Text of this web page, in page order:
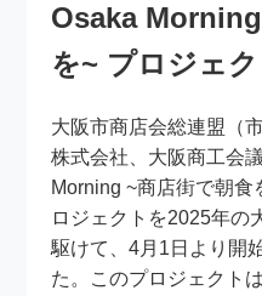
Osaka
を~ プロジェ
大阪市商店会総連盟（
株式会社、大阪商工会
Morning ~商店街で朝
ロジェクトを2025年の
駆けて、4月1日より開
た。このプロジェクト